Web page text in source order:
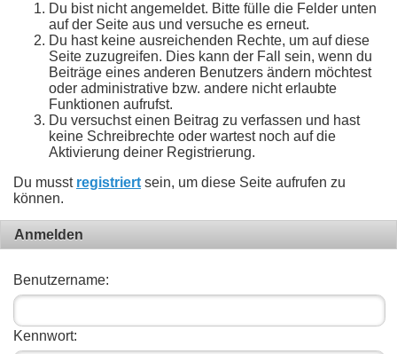
Du bist nicht angemeldet. Bitte fülle die Felder unten
auf der Seite aus und versuche es erneut.
Du hast keine ausreichenden Rechte, um auf diese
Seite zuzugreifen. Dies kann der Fall sein, wenn du
Beiträge eines anderen Benutzers ändern möchtest
oder administrative bzw. andere nicht erlaubte
Funktionen aufrufst.
Du versuchst einen Beitrag zu verfassen und hast
keine Schreibrechte oder wartest noch auf die
Aktivierung deiner Registrierung.
Du musst registriert sein, um diese Seite aufrufen zu
können.
Anmelden
Benutzername:
Kennwort: